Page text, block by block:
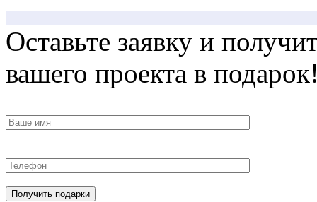
Оставьте заявку и
вашего проекта в